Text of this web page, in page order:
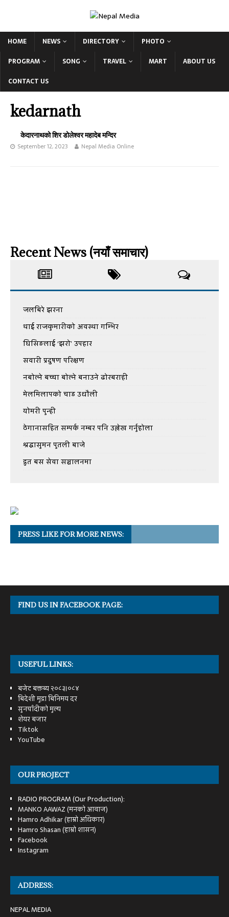
HOME NEWS DIRECTORY
PHOTO
PROGRAM
SONG TRAVEL MART
ABOUT US
CONTACT US
kedarnath
केदारनाथको शिर डोलेश्वर महादेब मन्दिर
September 12, 2023 Nepal Media Online
Recent News (नयाँ समाचार)
जलबिरे झरना
थाई राजकुमारीको अवस्था गम्भिर
घिसिङलाई ‘झरो’ उपहार
सवारी प्रदुषण परिक्षण
नबोल्ने बच्चा बोल्ने बनाउने ढोरबराही
मेलमिलापको चाड उधौली
योमरी पुन्ही
ठेगानासहित सम्पर्क नम्बर पनि उल्लेख गर्नुहोला
श्रद्धासुमन पुतली बाजे
द्रुत बस सेवा सञ्चालनमा
PRESS LIKE FOR MORE NEWS:
FIND US IN FACEBOOK PAGE:
USEFUL LINKS:
बजेट बक्तब्य २०८३।०८४
बिदेशी मुद्रा बिनिमय दर
सुनचाँदीको मुल्य
शेयर बजार
Tiktok
YouTube
OUR PROJECT
RADIO PROGRAM (Our Production):
MANKO AAWAZ (मनको आवाज)
Hamro Adhikar (हाम्रो अधिकार)
Hamro Shasan (हाम्रो शासन)
Facebook
Instagram
ADDRESS:
NEPAL MEDIA